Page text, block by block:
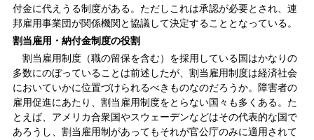
付金に代えうる制度がある。ただしこれは承認が必要とされ、連
邦雇用事業団が関係機関と協議して決定することとなっている。
割当雇用・納付金制度の役割
割当雇用制度（職の留保を含む）を採用している国はかなりの
多数にのぼっていることは前述したが、割当雇用制度は経済社会
においていかに位置づけられるべきものなのだろうか。障害者の
雇用促進にあたり、割当雇用制度をとらない国々も多くある。た
とえば、アメリカ合衆国やスウェーデンなどはその代表的な国で
あろうし、割当雇用制があってもそれが官公庁のみに適用されて